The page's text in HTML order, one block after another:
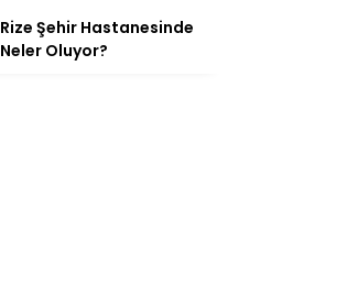
Rize Şehir Hastanesinde
Neler Oluyor?